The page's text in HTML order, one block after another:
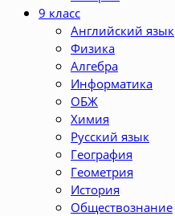
9 класс
Английский язык
Физика
Алгебра
Информатика
ОБЖ
Химия
Русский язык
География
Геометрия
История
Обществознание